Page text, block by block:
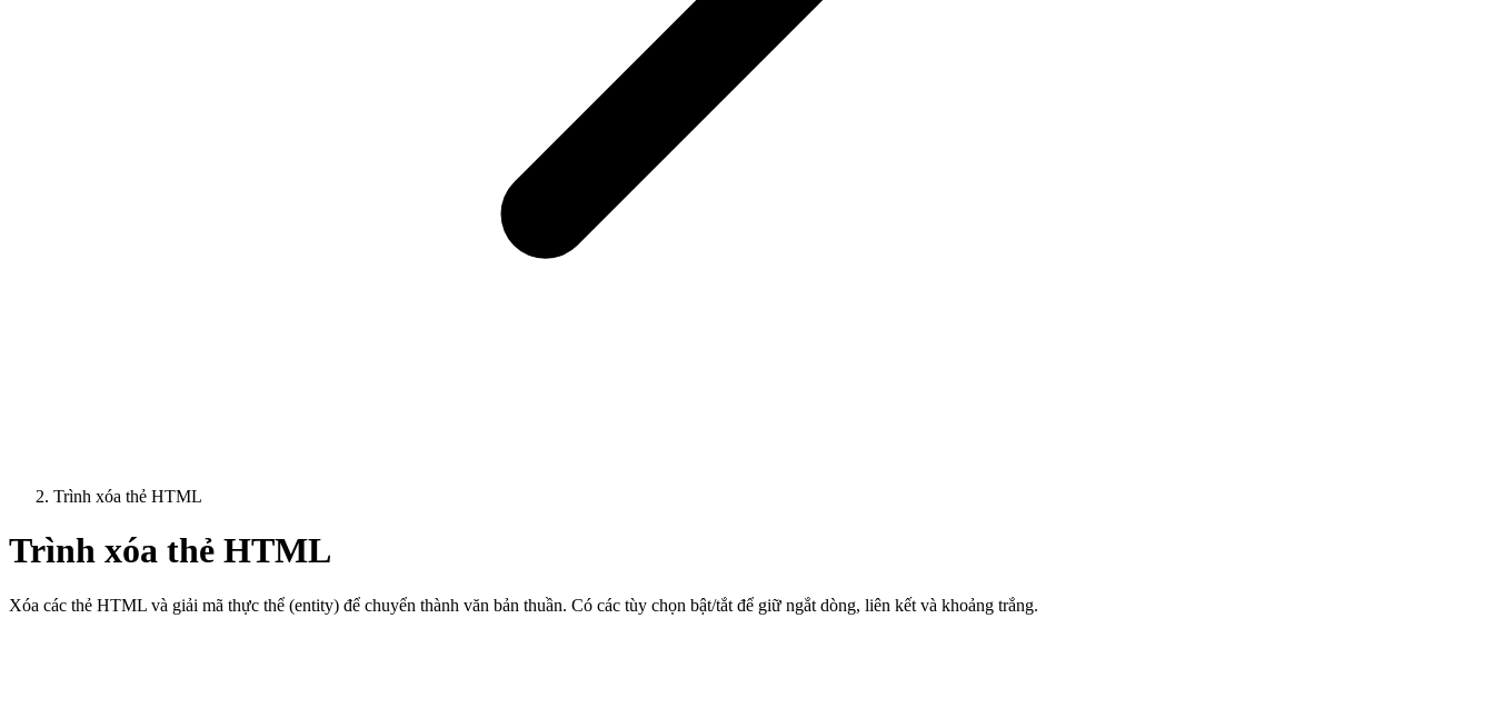
Trình xóa thẻ HTML
Trình xóa thẻ HTML
Xóa các thẻ HTML và giải mã thực thể (entity) để chuyển thành văn bản thuần. Có các tùy chọn bật/tắt để giữ ngắt dòng, liên kết và khoảng trắng.